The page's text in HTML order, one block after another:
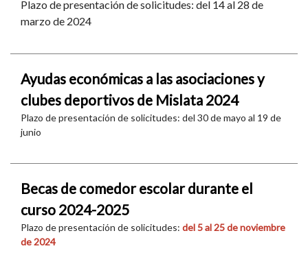
Plazo de presentación de solicitudes: del 14 al 28 de
marzo de 2024
Ayudas económicas a las asociaciones y
clubes deportivos de Mislata 2024
Plazo de presentación de solicitudes: del 30 de mayo al 19 de
junio
Becas de comedor escolar durante el
curso 2024-2025
Plazo de presentación de solicitudes: del 5 al 25 de noviembre
de 2024